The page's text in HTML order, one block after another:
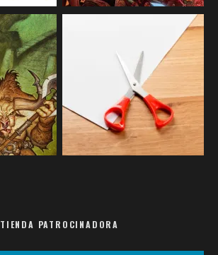
TIENDA PATROCINADORA